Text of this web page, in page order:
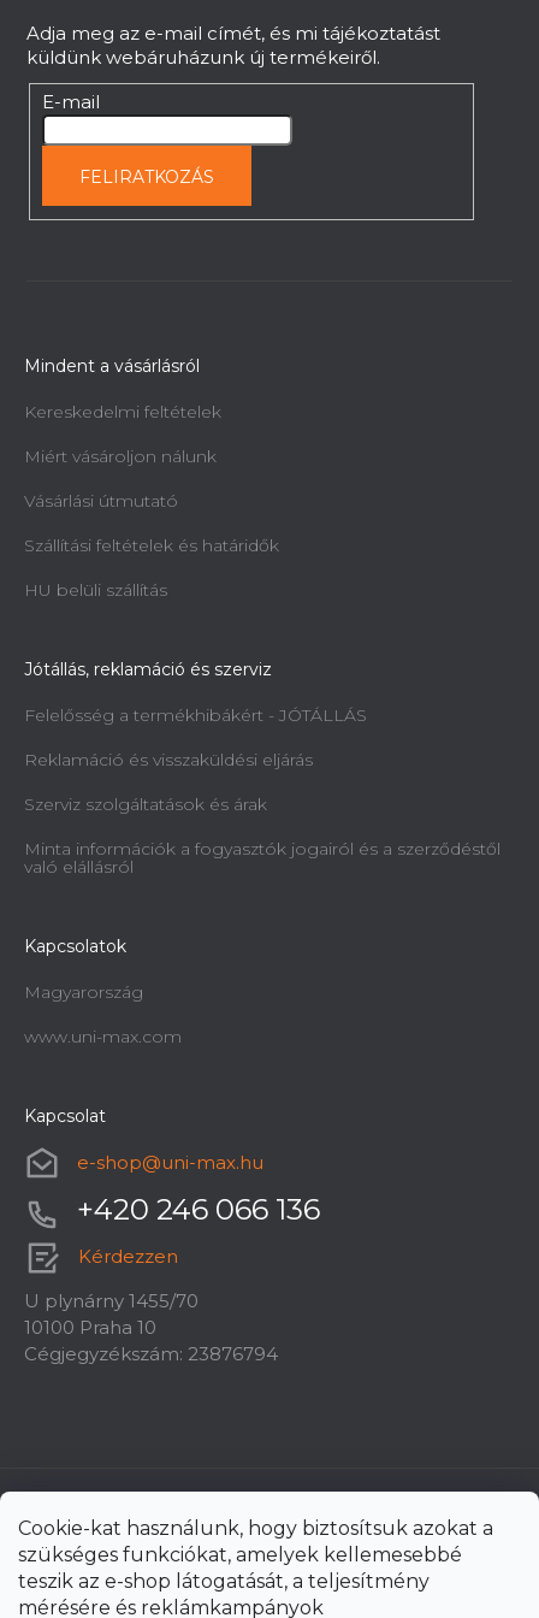
Cookie-kat használunk, hogy biztosítsuk azokat a
szükséges funkciókat, amelyek kellemesebbé
teszik az e-shop látogatását, a teljesítmény
mérésére és reklámkampányok
Adja meg az e-mail címét, és mi tájékoztatást
küldünk webáruházunk új termékeiről.
E-mail
FELIRATKOZÁS
Mindent a vásárlásról
Kereskedelmi feltételek
Miért vásároljon nálunk
Vásárlási útmutató
Szállítási feltételek és határidők
HU belüli szállítás
Jótállás, reklamáció és szerviz
Felelősség a termékhibákért - JÓTÁLLÁS
Reklamáció és visszaküldési eljárás
Szerviz szolgáltatások és árak
Minta információk a fogyasztók jogairól és a szerződéstől
való elállásról
Kapcsolatok
Magyarország
www.uni-max.com
Kapcsolat
e-shop@uni-max.hu
+420 246 066 136
Kérdezzen
U plynárny 1455/70
10100 Praha 10
Cégjegyzékszám: 23876794